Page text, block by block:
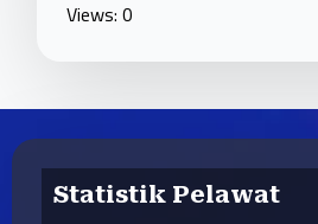
Views: 0
Statistik Pelawat